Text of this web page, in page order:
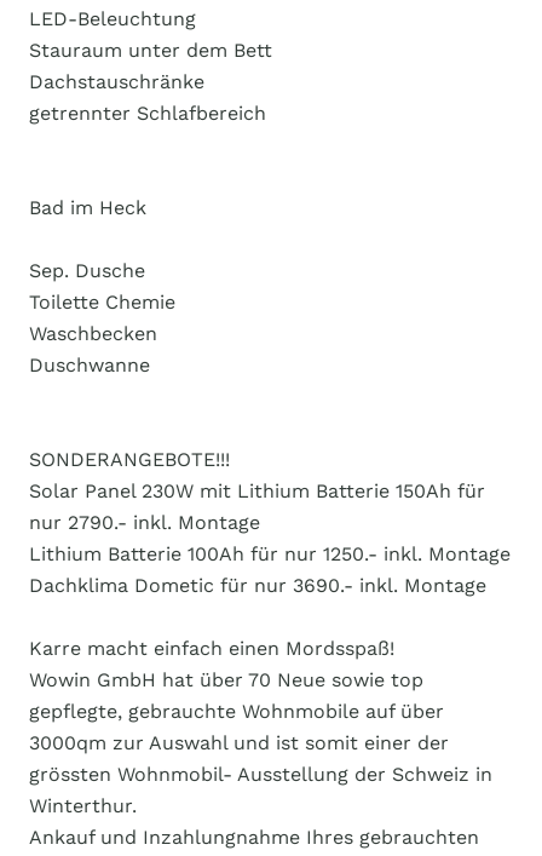
LED-Beleuchtung
Stauraum unter dem Bett
Dachstauschränke
getrennter Schlafbereich
Bad im Heck
Sep. Dusche
Toilette Chemie
Waschbecken
Duschwanne
SONDERANGEBOTE!!!
Solar Panel 230W mit Lithium Batterie 150Ah für
nur 2790.- inkl. Montage
Lithium Batterie 100Ah für nur 1250.- inkl. Montage
Dachklima Dometic für nur 3690.- inkl. Montage
Karre macht einfach einen Mordsspaß!
Wowin GmbH hat über 70 Neue sowie top
gepflegte, gebrauchte Wohnmobile auf über
3000qm zur Auswahl und ist somit einer der
grössten Wohnmobil- Ausstellung der Schweiz in
Winterthur.
Ankauf und Inzahlungnahme Ihres gebrauchten